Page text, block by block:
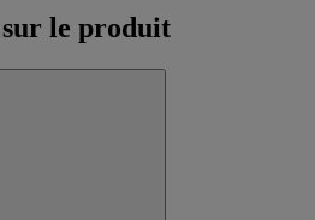
le produit